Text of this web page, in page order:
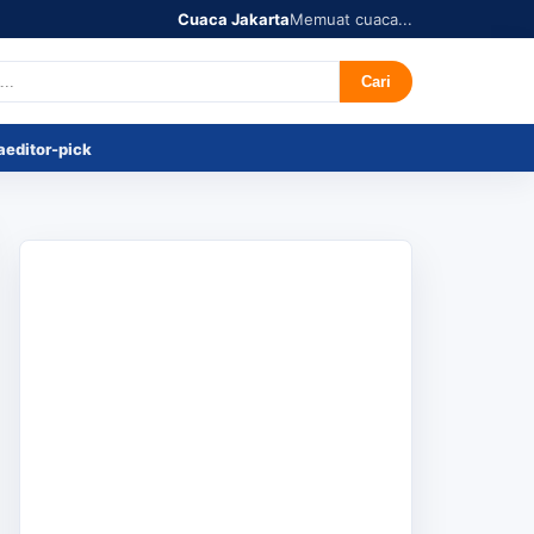
Cuaca JakartaMemuat cuaca...
Pick Cari
editor-pick